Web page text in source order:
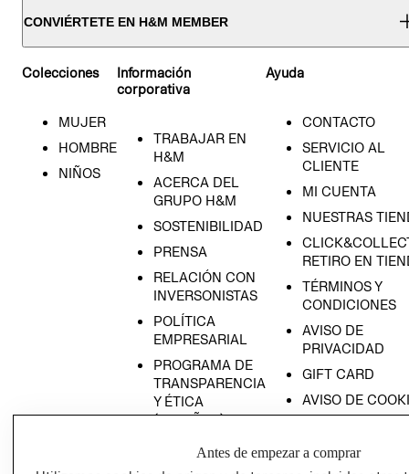
CONVIÉRTETE EN H&M MEMBER
Colecciones
MUJER
HOMBRE
NIÑOS
Información
corporativa
TRABAJAR EN
H&M
ACERCA DEL
GRUPO H&M
SOSTENIBILIDAD
PRENSA
RELACIÓN CON
INVERSONISTAS
POLÍTICA
EMPRESARIAL
PROGRAMA DE
TRANSPARENCIA
Y ÉTICA
(ESPAÑOL)
PROGRAMA DE
Ayuda
CONTACTO
SERVICIO AL
CLIENTE
MI CUENTA
NUESTRAS
RETIRO EN
TÉRMINOS Y
CONDICIONES
AVISO DE
PRIVACIDAD
GIFT CARD
AVISO DE
COMERCIO - SIC
Antes de empezar a comprar